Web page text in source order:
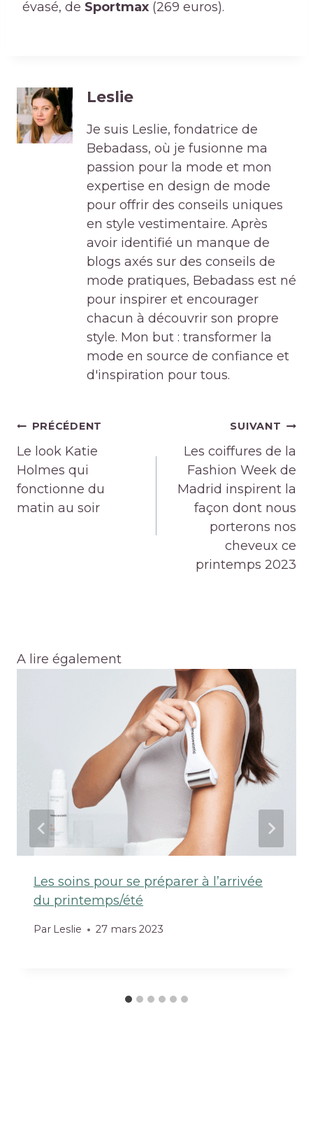
évasé, de Sportmax (269 euros).
Leslie
Je suis Leslie, fondatrice de
Bebadass, où je fusionne ma
passion pour la mode et mon
expertise en design de mode
pour offrir des conseils uniques
en style vestimentaire. Après
avoir identifié un manque de
blogs axés sur des conseils de
mode pratiques, Bebadass est né
pour inspirer et encourager
chacun à découvrir son propre
style. Mon but : transformer la
mode en source de confiance et
d'inspiration pour tous.
Navigation
de
l’article
PRÉCÉDENT
Le look Katie
Holmes qui
fonctionne du
matin au soir
SUIVANT
Les coiffures de la
Fashion Week de
Madrid inspirent la
façon dont nous
porterons nos
cheveux ce
printemps 2023
A lire également
Les soins pour se préparer à l’arrivée
du printemps/été
Par Leslie 27 mars 2023